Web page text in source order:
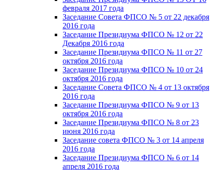
февраля 2017 года
Заседание Совета ФПСО № 5 от 22 декабря
2016 года
Заседание Президиума ФПСО № 12 от 22
Декабря 2016 года
Заседание Президиума ФПСО № 11 от 27
октября 2016 года
Заседание Президиума ФПСО № 10 от 24
октября 2016 года
Заседание Совета ФПСО № 4 от 13 октября
2016 года
Заседание Президиума ФПСО № 9 от 13
октября 2016 года
Заседание Президиума ФПСО № 8 от 23
июня 2016 года
Заседание совета ФПСО № 3 от 14 апреля
2016 года
Заседание Президиума ФПСО № 6 от 14
апреля 2016 года